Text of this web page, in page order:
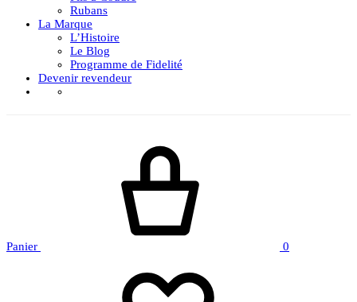
Rubans
La Marque
L’Histoire
Le Blog
Programme de Fidelité
Devenir revendeur
Panier 0